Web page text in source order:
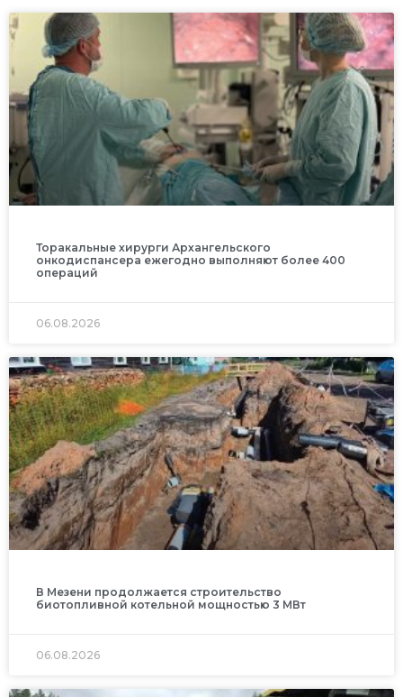
Торакальные хирурги Архангельского
онкодиспансера ежегодно выполняют более 400
операций
06.08.2026
В Мезени продолжается строительство
биотопливной котельной мощностью 3 МВт
06.08.2026